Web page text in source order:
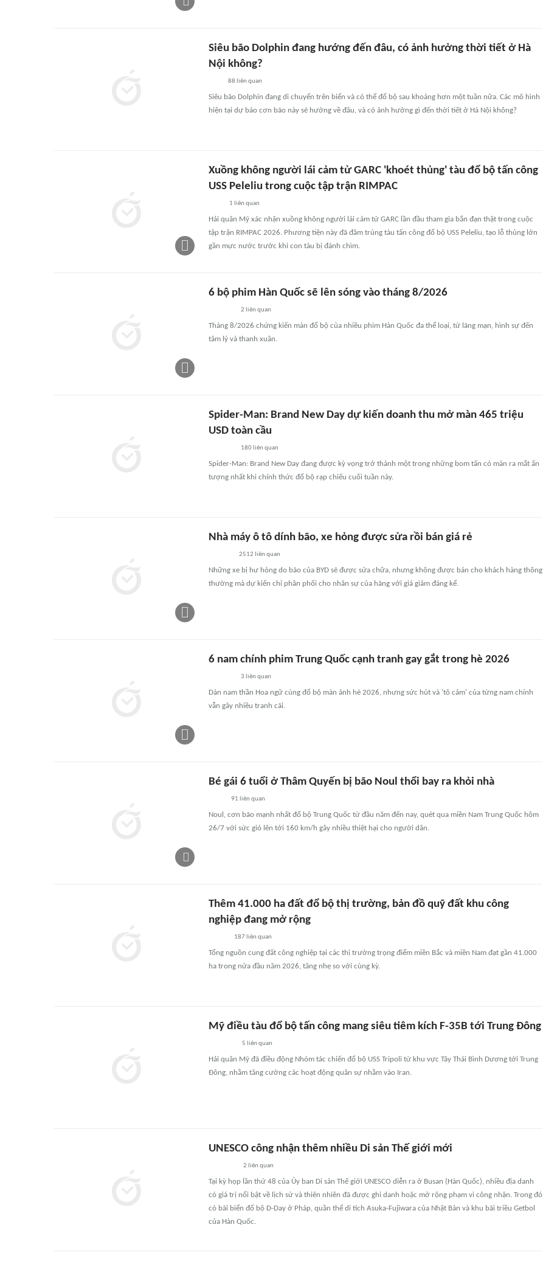
Siêu bão Dolphin đang hướng đến đâu, có ảnh hưởng thời tiết ở Hà
Nội không?
88 liên quan
Siêu bão Dolphin đang di chuyển trên biển và có thể đổ bộ sau khoảng hơn một tuần nữa. Các mô hình
hiện tại dự báo cơn bão này sẽ hướng về đâu, và có ảnh hưởng gì đến thời tiết ở Hà Nội không?
Xuồng không người lái cảm tử GARC 'khoét thủng' tàu đổ bộ tấn công
USS Peleliu trong cuộc tập trận RIMPAC
1 liên quan
Hải quân Mỹ xác nhận xuồng không người lái cảm tử GARC lần đầu tham gia bắn đạn thật trong cuộc
tập trận RIMPAC 2026. Phương tiện này đã đâm trúng tàu tấn công đổ bộ USS Peleliu, tạo lỗ thủng lớn
gần mực nước trước khi con tàu bị đánh chìm.
6 bộ phim Hàn Quốc sẽ lên sóng vào tháng 8/2026
2 liên quan
Tháng 8/2026 chứng kiến màn đổ bộ của nhiều phim Hàn Quốc đa thể loại, từ lãng mạn, hình sự đến
tâm lý và thanh xuân.
Spider-Man: Brand New Day dự kiến doanh thu mở màn 465 triệu
USD toàn cầu
180liên quan
Spider-Man: Brand New Day đang được kỳ vọng trở thành một trong những bom tấn có màn ra mắt ấn
tượng nhất khi chính thức đổ bộ rạp chiếu cuối tuần này.
Nhà máy ô tô dính bão, xe hỏng được sửa rồi bán giá rẻ
2512 liên quan
Những xe bị hư hỏng do bão của BYD sẽ được sửa chữa, nhưng không được bán cho khách hàng thông
thường mà dự kiến chỉ phân phối cho nhân sự của hãng với giá giảm đáng kể.
6 nam chính phim Trung Quốc cạnh tranh gay gắt trong hè 2026
3 liên quan
Dàn nam thần Hoa ngữ cùng đổ bộ màn ảnh hè 2026, nhưng sức hút và 'tô cảm' của từng nam chính
vẫn gây nhiều tranh cãi.
Bé gái 6 tuổi ở Thâm Quyến bị bão Noul thổi bay ra khỏi nhà
91 liên quan
Noul, cơn bão mạnh nhất đổ bộ Trung Quốc từ đầu năm đến nay, quét qua miền Nam Trung Quốc hôm
26/7 với sức gió lên tới 160 km/h gây nhiều thiệt hại cho người dân.
Thêm 41.000 ha đất đổ bộ thị trường, bản đồ quỹ đất khu công
nghiệp đang mở rộng
187 liên quan
Tổng nguồn cung đất công nghiệp tại các thị trường trọng điểm miền Bắc và miền Nam đạt gần 41.000
ha trong nửa đầu năm 2026, tăng nhẹ so với cùng kỳ.
Mỹ điều tàu đổ bộ tấn công mang siêu tiêm kích F-35B tới Trung Đông
5 liên quan
Hải quân Mỹ đã điều động Nhóm tác chiến đổ bộ USS Tripoli từ khu vực Tây Thái Bình Dương tới Trung
Đông, nhằm tăng cường các hoạt động quân sự nhằm vào Iran.
UNESCO công nhận thêm nhiều Di sản Thế giới mới
2 liên quan
Tại kỳ họp lần thứ 48 của Ủy ban Di sản Thế giới UNESCO diễn ra ở Busan (Hàn Quốc), nhiều địa danh
có giá trị nổi bật về lịch sử và thiên nhiên đã được ghi danh hoặc mở rộng phạm vi công nhận. Trong đó
có bãi biển đổ bộ D-Day ở Pháp, quần thể di tích Asuka-Fujiwara của Nhật Bản và khu bãi triều Getbol
của Hàn Quốc.